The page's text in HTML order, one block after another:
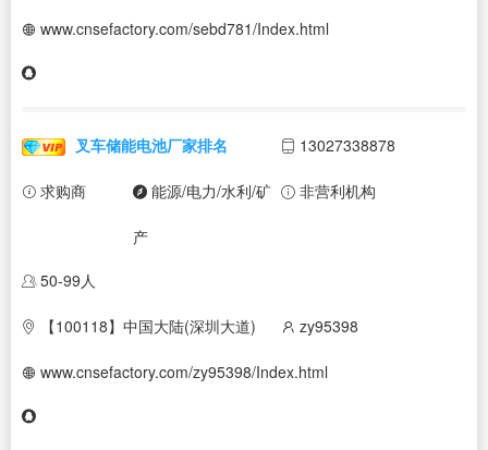
www.cnsefactory.com/sebd781/Index.html
叉车储能电池厂家排名 13027338878
求购商 能源/电力/水利/矿
产
非营利机构
50-99人
【100118】中国大陆(深圳大道) zy95398
www.cnsefactory.com/zy95398/Index.html